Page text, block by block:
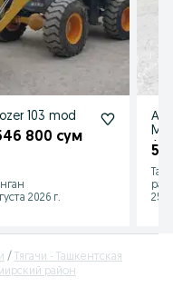
103 mod
800 сум
2026 г.
5
25
Тягачи - Ташкентская
район